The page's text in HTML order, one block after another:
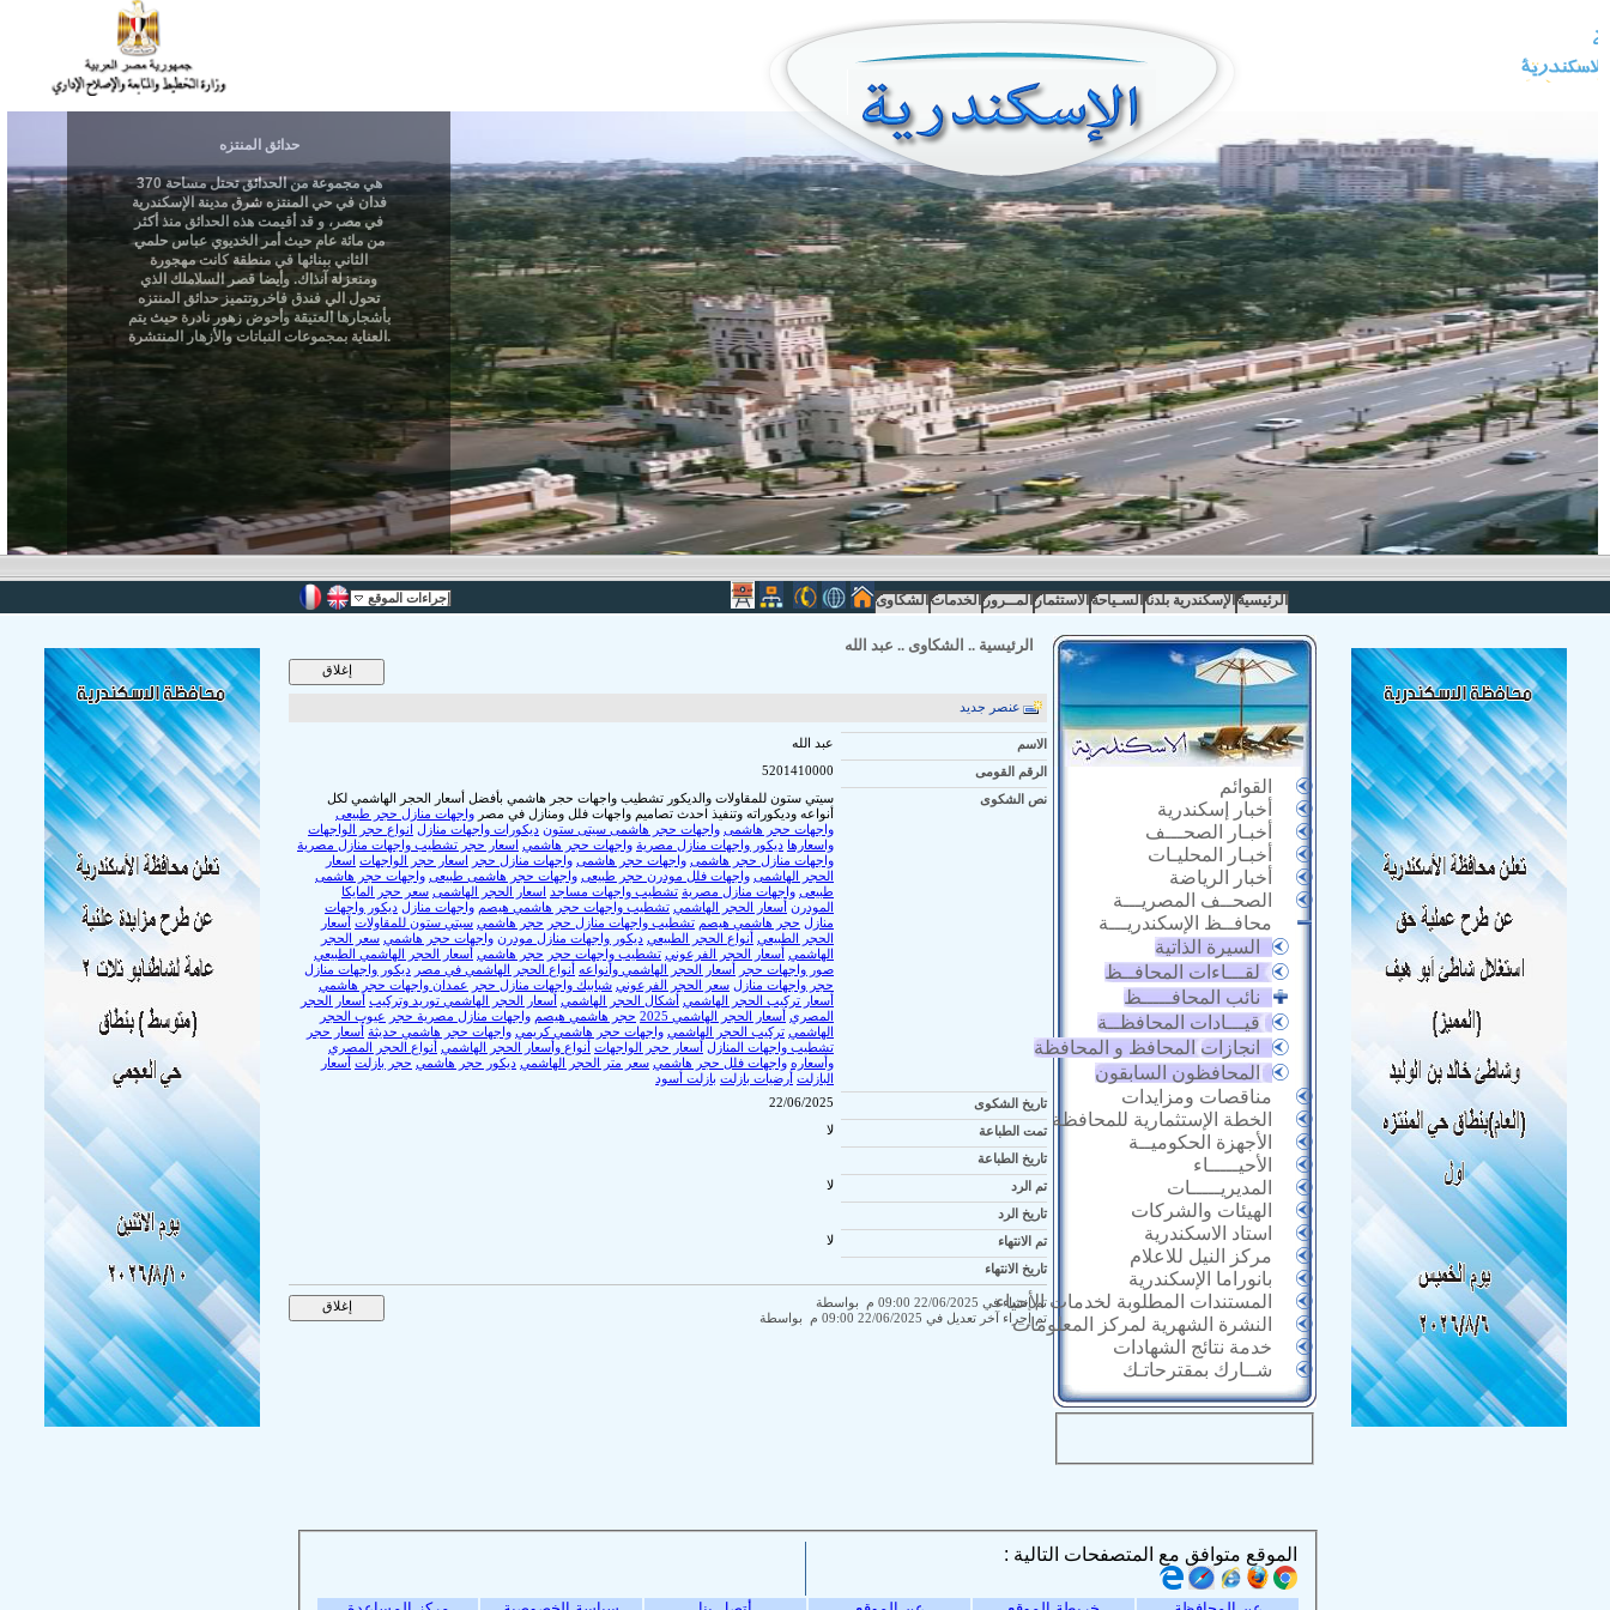
الرئيسية الإسكندرية بلدنا السـياحة الاستثمار المــرور الخدمات الشكاوى إجراءات الموقع
القوائم
أخبار إسكندرية
أخبـار الصحـــف
أخبـار المحليـات
أخبار الرياضة
الصحــف المصريـــة
محافــظ الإسكندريـــة
السيرة الذاتية
لقـــاءات المحافــظ
نائب المحافـــــظ
قيـــادات المحافظــة
انجازات المحافظ و المحافظة
المحافظون السابقون
مناقصات ومزايدات
الخطة الإستثمارية للمحافظة
الأجهزة الحكوميــة
الأحيـــــاء
المديريـــــات
الهيئات والشركات
استاد الاسكندرية
مركز النيل للاعلام
بانوراما الإسكندرية
المستندات المطلوبة لخدمات الأحياء
النشرة الشهرية لمركز المعلومات
خدمة نتائج الشهادات
شــارك بمقترحاتـك
الرئيسية .. الشكاوى .. عبد الله
عنصر جديد
الاسم عبد الله
الرقم القومى 5201410000
نص الشكوى
سيتي ستون للمقاولات والديكور تشطيب واجهات حجر هاشمي بأفضل أسعار الحجر الهاشمي لكل
أنواعه وديكوراته وتنفيذ احدث تصاميم واجهات فلل ومنازل في مصر واجهات منازل حجر طبيعى
واجهات حجر هاشمى واجهات حجر هاشمى سيتى ستون ديكورات واجهات منازل
انواع حجر الواجهات
واسعارها ديكور واجهات منازل مصرية واجهات حجر هاشمي اسعار حجر تشطيب واجهات منازل مصرية
واجهات منازل حجر هاشمى واجهات حجر هاشمى واجهات منازل حجر اسعار حجر الواجهات اسعار
الحجر الهاشمى واجهات فلل مودرن حجر طبيعى واجهات حجر هاشمى طبيعى واجهات حجر هاشمى
طبيعى واجهات منازل مصرية تشطيب واجهات مساجد اسعار الحجر الهاشمى سعر حجر المايكا
المودرن أسعار الحجر الهاشمي تشطيب واجهات حجر هاشمي هيصم واجهات منازل ديكور واجهات
منازل حجر هاشمي هيصم تشطيب واجهات منازل حجر حجر هاشمي سيتي ستون للمقاولات أسعار
الحجر الطبيعي
أنواع الحجر الطبيعي ديكور واجهات منازل مودرن واجهات حجر هاشمي سعر الحجر
الهاشمي أسعار الحجر الفرعوني تشطيب واجهات حجر حجر هاشمي أسعار الحجر الهاشمي الطبيعي
صور واجهات حجر
أسعار الحجر الهاشمي وأنواعه أنواع الحجر الهاشمي في مصر ديكور واجهات منازل
حجر واجهات منازل سعر الحجر الفرعوني شبابيك واجهات منازل حجر
عمدان واجهات حجر هاشمي
أسعار تركيب الحجر الهاشمي أشكال الحجر الهاشمي أسعار الحجر الهاشمي توريد وتركيب أسعار الحجر
المصري أسعار الحجر الهاشمي 2025 حجر هاشمي هيصم واجهات منازل مصرية حجر
عيوب الحجر
الهاشمي تركيب الحجر الهاشمي واجهات حجر هاشمي كريمي واجهات حجر هاشمي حديثة أسعار حجر
تشطيب واجهات المنازل
أسعار حجر الواجهات أنواع وأسعار الحجر الهاشمي
أنواع الحجر المصري
وأسعاره واجهات فلل حجر هاشمي سعر متر الحجر الهاشمي ديكور حجر هاشمي حجر بازلت أسعار
البازلت أرضيات بازلت بازلت أسود
تاريخ الشكوى 22/06/2025
تمت الطباعة لا
تاريخ الطباعة
تم الرد
لا
تاريخ الرد
تم الانتهاء
لا
تاريخ الانتهاء
تم إنشاء في 22/06/2025 09:00 م بواسطة
تم إجراء آخر تعديل في 22/06/2025 09:00 م بواسطة
الموقع متوافق مع المتصفحات التالية :